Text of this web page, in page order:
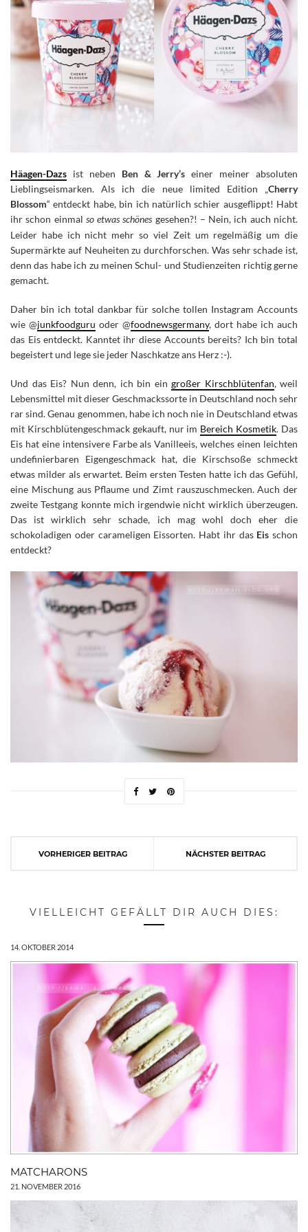
Häagen-Dazs ist neben Ben & Jerry’s einer meiner absoluten
Lieblingseismarken. Als ich die neue limited Edition „Cherry
Blossom“ entdeckt habe, bin ich natürlich schier ausgeflippt! Habt
ihr schon einmal so etwas schönes gesehen?! – Nein, ich auch nicht.
Leider habe ich nicht mehr so viel Zeit um regelmäßig um die
Supermärkte auf Neuheiten zu durchforschen. Was sehr schade ist,
denn das habe ich zu meinen Schul- und Studienzeiten richtig gerne
gemacht.
Daher bin ich total dankbar für solche tollen Instagram Accounts
wie @junkfoodguru oder @foodnewsgermany, dort habe ich auch
das Eis entdeckt. Kanntet ihr diese Accounts bereits? Ich bin total
begeistert und lege sie jeder Naschkatze ans Herz :-).
Und das Eis? Nun denn, ich bin ein großer Kirschblütenfan, weil
Lebensmittel mit dieser Geschmackssorte in Deutschland noch sehr
rar sind. Genau genommen, habe ich noch nie in Deutschland etwas
mit Kirschblütengeschmack gekauft, nur im Bereich Kosmetik. Das
Eis hat eine intensivere Farbe als Vanilleeis, welches einen leichten
undefinierbaren Eigengeschmack hat, die Kirschsoße schmeckt
etwas milder als erwartet. Beim ersten Testen hatte ich das Gefühl,
eine Mischung aus Pflaume und Zimt rauszuschmecken. Auch der
zweite Testgang konnte mich irgendwie nicht wirklich überzeugen.
Das ist wirklich sehr schade, ich mag wohl doch eher die
schokoladigen oder carameligen Eissorten. Habt ihr das Eis schon
entdeckt?
VORHERIGER BEITRAG NÄCHSTER BEITRAG
VIELLEICHT GEFÄLLT DIR AUCH DIES:
14. OKTOBER 2014
MATCHARONS
21. NOVEMBER 2016